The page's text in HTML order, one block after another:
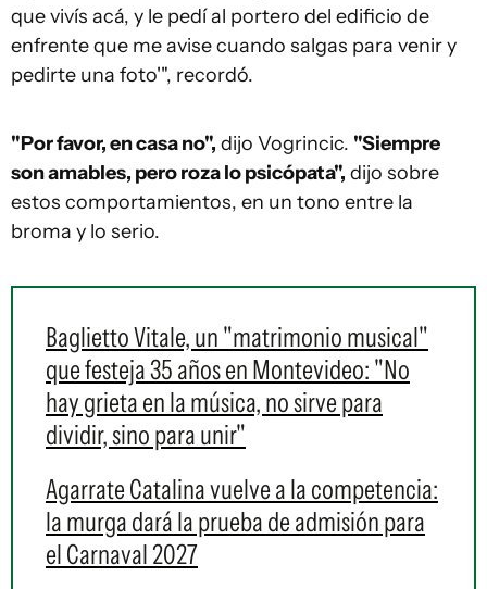
que vivís acá, y le pedí al portero del edificio de
enfrente que me avise cuando salgas para venir y
pedirte una foto'", recordó.
"Por favor, en casa no", dijo Vogrincic. "Siempre
son amables, pero roza lo psicópata", dijo sobre
estos comportamientos, en un tono entre la
broma y lo serio.
Baglietto Vitale, un "matrimonio musical"
que festeja 35 años en Montevideo: "No
hay grieta en la música, no sirve para
dividir, sino para unir"
Agarrate Catalina vuelve a la competencia:
la murga dará la prueba de admisión para
el Carnaval 2027